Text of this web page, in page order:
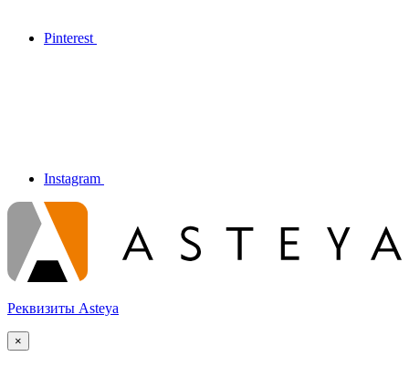
Pinterest
Instagram
Реквизиты Asteya
×